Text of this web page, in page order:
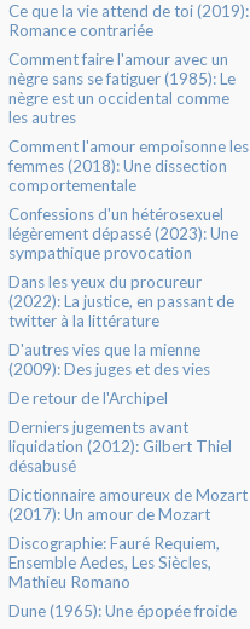
Ce que la vie attend de toi (2019):
Romance contrariée
Comment faire l'amour avec un
nègre sans se fatiguer (1985): Le
nègre est un occidental comme
les autres
Comment l'amour empoisonne les
femmes (2018): Une dissection
comportementale
Confessions d'un hétérosexuel
légèrement dépassé (2023): Une
sympathique provocation
Dans les yeux du procureur
(2022): La justice, en passant de
twitter à la littérature
D'autres vies que la mienne
(2009): Des juges et des vies
De retour de l'Archipel
Derniers jugements avant
liquidation (2012): Gilbert Thiel
désabusé
Dictionnaire amoureux de Mozart
(2017): Un amour de Mozart
Discographie: Fauré Requiem,
Ensemble Aedes, Les Siècles,
Mathieu Romano
Dune (1965): Une épopée froide